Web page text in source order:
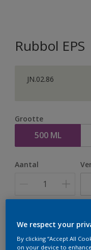
Rubbol EPS
JN.02.86
Grootte
500 ML
Aantal
Op dit moment is
te bestellen. Houd
er hard aan om de
We respect your
By clicking “Accept All
on your device to